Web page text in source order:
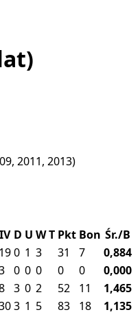
2011, 2013)
IV D U WT Pkt Bon Śr./B
190 1 3 31 7
0,884
0 0 0 0 0
0,000
3 0 2 52 11
1,465
3 1 5 83 18
1,135